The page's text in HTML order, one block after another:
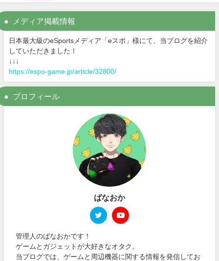
メディア掲載情報
日本最大級のeSportsメディア「eスポ」様にて、当ブログを紹介
していただきました！
↓↓↓
https://espo-game.jp/article/32800/
プロフィール
ばなおか
管理人のばなおかです！
ゲームとガジェットが大好きなオタク。
当ブログでは、ゲームと周辺機器に関する情報を発信してお